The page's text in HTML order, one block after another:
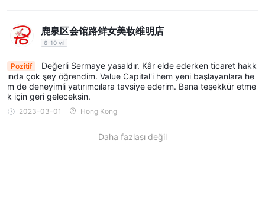
Platform,iPhone'lar, iPad'ler, Android akıllı telefonlar ve
üzere çeşitli cihazlarda kullanılabilir.Bu, yatırımcıların
herhangi bir zamanda ve herhangi bir yerden platforma
erişebilmelerini sağlar ve yatırımlarını yönetme konusunda
esneklik ve kolaylık sağlar.
鹿泉区会馆路鲜女美妆维明店
6-10 yıl
Pozitif
Değerli Sermaye yasaldır. Kâr elde ederken ticaret hakk
ında çok şey öğrendim. Value Capital'i hem yeni başlayanlara he
m de deneyimli yatırımcılara tavsiye ederim. Bana teşekkür etme
k için geri geleceksin.
2023-03-01 Hong Kong
Daha fazlası değil